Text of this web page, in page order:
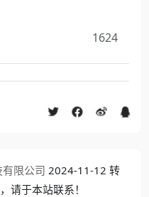
1624
限公司 2024-11-12 转
请于本站联系！